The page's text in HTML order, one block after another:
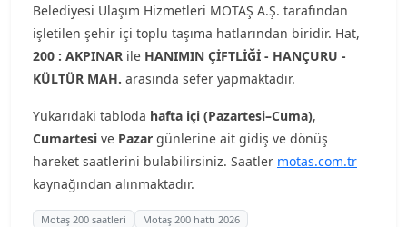
Belediyesi Ulaşım Hizmetleri MOTAŞ A.Ş. tarafından
işletilen şehir içi toplu taşıma hatlarından biridir. Hat,
200 : AKPINAR ile HANIMIN ÇİFTLİĞİ - HANÇURU -
KÜLTÜR MAH. arasında sefer yapmaktadır.
Yukarıdaki tabloda hafta içi (Pazartesi–Cuma),
Cumartesi ve Pazar günlerine ait gidiş ve dönüş
hareket saatlerini bulabilirsiniz. Saatler motas.com.tr
kaynağından alınmaktadır.
Motaş 200 saatleri
Motaş 200 hattı 2026